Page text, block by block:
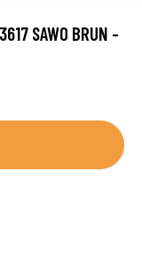
SAWO BRUN -